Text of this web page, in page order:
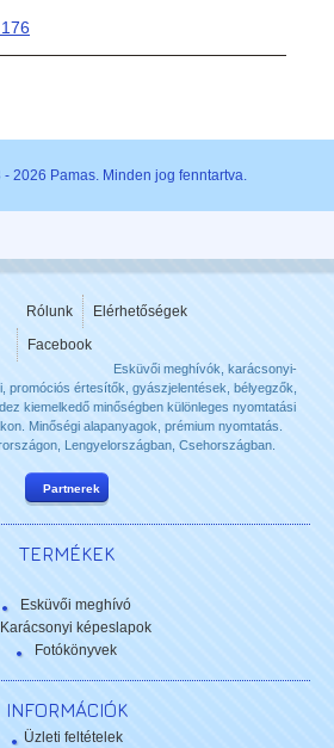
2026 Pamas. Minden jog fenntartva.
Rólunk
Elérhetőségek
Facebook
Esküvői meghívók, karácsonyi-
promóciós értesítők, gyászjelentések, bélyegzők,
kiemelkedő minőségben különleges nyomtatási
Minőségi alapanyagok, prémium nyomtatás.
Lengyelországban, Csehországban.
Partnerek
TERMÉKEK
Esküvői meghívó
Karácsonyi képeslapok
Fotókönyvek
INFORMÁCIÓK
Üzleti feltételek